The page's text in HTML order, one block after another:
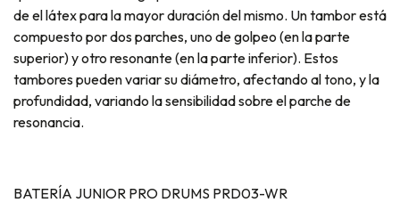
de el látex para la mayor duración del mismo. Un tambor está
compuesto por dos parches, uno de golpeo (en la parte
superior) y otro resonante (en la parte inferior). Estos
tambores pueden variar su diámetro, afectando al tono, y la
profundidad, variando la sensibilidad sobre el parche de
resonancia.
BATERÍA JUNIOR PRO DRUMS PRD03-WR